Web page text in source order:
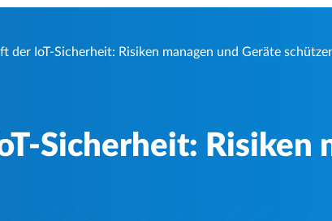
der IoT-Sicherheit: Risiken managen und Geräte
Sicherheit: Risiken